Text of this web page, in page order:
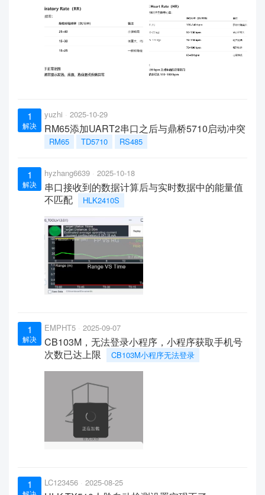
1
解决
yuzhi 2025-10-29
RM65添加UART2串口之后与鼎桥5710启动冲突
RM65 TD5710 RS485
1
解决
hyzhang6639 2025-10-18
串口接收到的数据计算后与实时数据中的能量值
不匹配
HLK2410S
1
解决
EMPHT5 2025-09-07
CB103M，无法登录小程序，小程序获取手机号
次数已达上限
CB103M小程序无法登录
1 LC123456 2025-08-25